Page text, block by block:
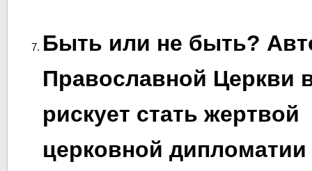
Быть или не быть?
Православной Церкви
рискует стать жертвой
церковной дипломатии